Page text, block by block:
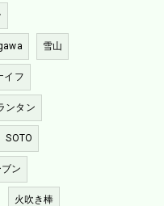
雪山
イフ
ンタン
SOTO
ン
火吹き棒